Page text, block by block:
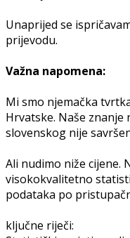
Unaprijed se
prijevodu.
Važna napomena:
Mi smo njemačka
Hrvatske. Naše
slovenskog nije
Ali nudimo niže cijene.
visokokvalitetno
podataka po
ključne riječi: